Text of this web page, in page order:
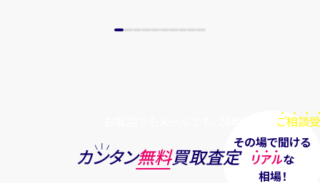
ご相談
その場で聞ける
リアルな
相場！
カンタン無料買取査定